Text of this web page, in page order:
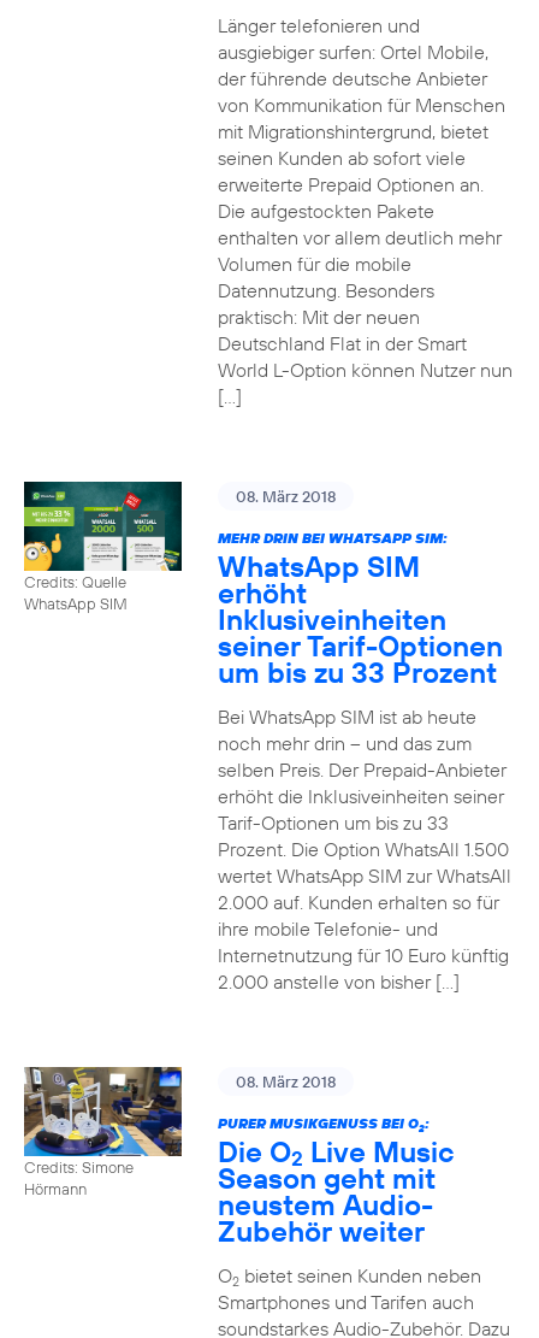
Länger telefonieren und
ausgiebiger surfen: Ortel Mobile,
der führende deutsche Anbieter
von Kommunikation für Menschen
mit Migrationshintergrund, bietet
seinen Kunden ab sofort viele
erweiterte Prepaid Optionen an.
Die aufgestockten Pakete
enthalten vor allem deutlich mehr
Volumen für die mobile
Datennutzung. Besonders
praktisch: Mit der neuen
Deutschland Flat in der Smart
World L-Option können Nutzer nun
[…]
Credits: Quelle
WhatsApp SIM
08. März 2018
MEHR DRIN BEI WHATSAPP SIM:
WhatsApp SIM
erhöht
Inklusiveinheiten
seiner Tarif-Optionen
um bis zu 33 Prozent
Bei WhatsApp SIM ist ab heute
noch mehr drin – und das zum
selben Preis. Der Prepaid-Anbieter
erhöht die Inklusiveinheiten seiner
Tarif-Optionen um bis zu 33
Prozent. Die Option WhatsAll 1.500
wertet WhatsApp SIM zur WhatsAll
2.000 auf. Kunden erhalten so für
ihre mobile Telefonie- und
Internetnutzung für 10 Euro künftig
2.000 anstelle von bisher […]
Credits: Simone
Hörmann
08. März 2018
PURER MUSIKGENUSS BEI O2:
Die O2 Live Music
Season geht mit
neustem Audio-
Zubehör weiter
O2bietet seinen Kunden neben
Smartphones und Tarifen auch
soundstarkes Audio-Zubehör. Dazu